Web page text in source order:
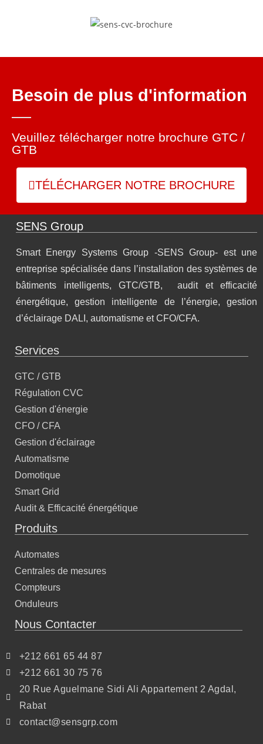
Besoin de plus d'information
Veuillez télécharger notre brochure GTC /
GTB
TÉLÉCHARGER NOTRE BROCHURE
SENS Group
Smart Energy Systems Group -SENS Group- est une
entreprise spécialisée dans l’installation des systèmes de
bâtiments intelligents, GTC/GTB, audit et efficacité
énergétique, gestion intelligente de l’énergie, gestion
d’éclairage DALI, automatisme et CFO/CFA.
Services
GTC / GTB
Régulation CVC
Gestion d'énergie
CFO / CFA
Gestion d'éclairage
Automatisme
Domotique
Smart Grid
Audit & Efficacité énergétique
Produits
Automates
Centrales de mesures
Compteurs
Onduleurs
Nous Contacter
+212 661 65 44 87
+212 661 30 75 76
20 Rue Aguelmane Sidi Ali Appartement 2 Agdal,
Rabat
contact@sensgrp.com